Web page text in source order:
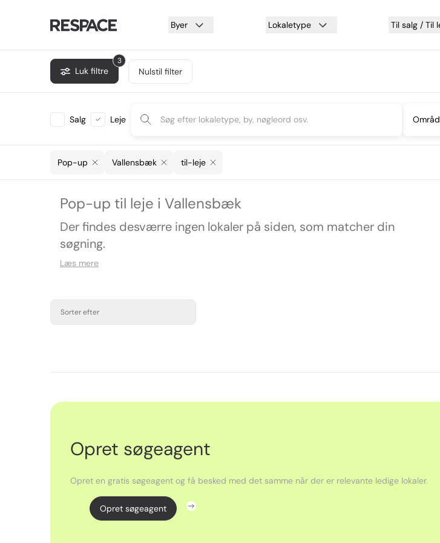
Byer Lokaletype Til salg / Til
3
Luk filtre Nulstil filter
Salg Leje
Pop-up Vallensbæk til-leje
Pop-up til leje i Vallensbæk
Der findes desværre ingen lokaler på siden, som matcher din
søgning.
Læs mere
Sorter efter
Opret søgeagent
Opret en gratis søgeagent og få besked med det samme når der er relevante ledige lokaler.
Opret søgeagent